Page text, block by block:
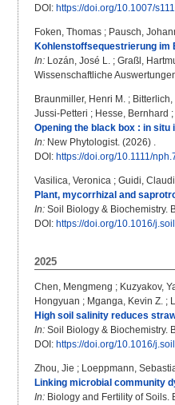
DOI: https://doi.org/10.1007/
Foken, Thomas ; Pausch,
Kohlenstoffsequestrierung im
In: Lozán, José L. ; Graßl,
Wissenschaftliche
Braunmiller, Henri M. ; Bitterlich,
Jussi-Petteri ; Hesse, Bernhard ;
Opening the black box : in
In: New Phytologist. (2026) .
DOI: https://doi.org/10.1111/
Vasilica, Veronica ; Guidi,
Plant, mycorrhizal and
In: Soil Biology & Biochemistry.
DOI: https://doi.org/10.1016/
2025
Chen, Mengmeng ; Kuzyakov,
Hongyuan ; Mganga, Kevin Z. ;
High soil salinity reduces
In: Soil Biology & Biochemistry.
DOI: https://doi.org/10.1016/
Zhou, Jie ; Loeppmann,
Linking microbial community
In: Biology and Fertility of Soils.